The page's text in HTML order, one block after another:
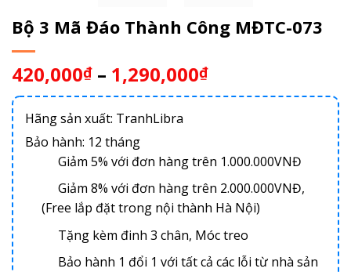
Bộ 3 Mã Đáo Thành Công MĐTC-073
420,000₫ – 1,290,000₫
Hãng sản xuất: TranhLibra
Bảo hành: 12 tháng
Giảm 5% với đơn hàng trên 1.000.000VNĐ
Giảm 8% với đơn hàng trên 2.000.000VNĐ,
(Free lắp đặt trong nội thành Hà Nội)
Tặng kèm đinh 3 chân, Móc treo
Bảo hành 1 đổi 1 với tất cả các lỗi từ nhà sản